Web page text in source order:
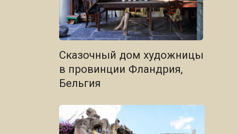
Сказочный дом художницы
в провинции Фландрия,
Бельгия